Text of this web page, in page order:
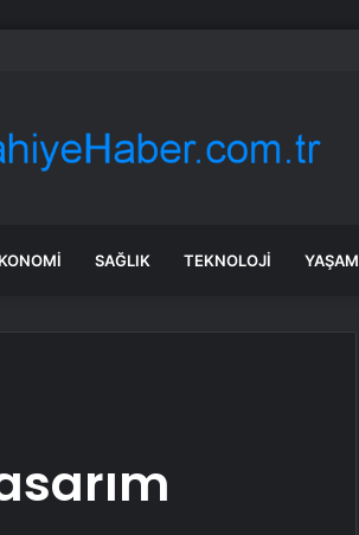
2027’de dünya için kritik süreç başlıyor
SAĞLIK TEKNOLOJI YAŞAM